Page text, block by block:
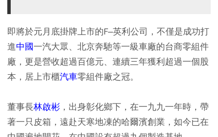
即將於元月底掛牌上市的F–英利公司，不僅是成功打
進中國一汽大眾、北京奔馳等一級車廠的台商零組件
廠，更是營收超過百億元、連續三年獲利超過一個股
本，居上市櫃汽車零組件廠之冠。
董事長林啟彬 ，出身彰化鄉下，在一九九一年時，帶
著一只皮箱，遠赴天寒地凍的哈爾濱創業，如今已在